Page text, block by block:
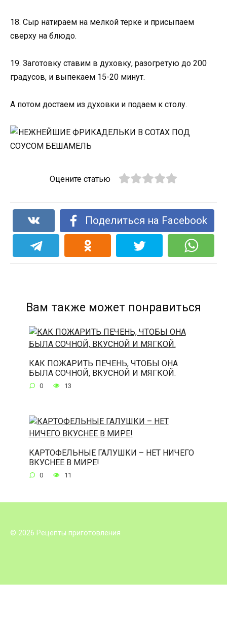
18. Сыр натираем на мелкой терке и присыпаем
сверху на блюдо.
19. Заготовку ставим в духовку, разогретую до 200
градусов, и выпекаем 15-20 минут.
А потом достаем из духовки и подаем к столу.
Оцените статью
Поделиться на Facebook
Вам также может понравиться
КАК ПОЖАРИТЬ ПЕЧЕНЬ, ЧТОБЫ ОНА
БЫЛА СОЧНОЙ, ВКУСНОЙ И МЯГКОЙ.
0 13
КАРТОФЕЛЬНЫЕ ГАЛУШКИ – НЕТ НИЧЕГО
ВКУСНЕЕ В МИРЕ!
0 11
© 2026 Рецепты приготовления